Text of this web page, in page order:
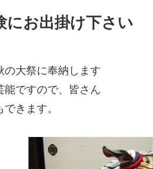
お出掛け下さい
の大祭に奉納します
能ですので、皆さん
できます。